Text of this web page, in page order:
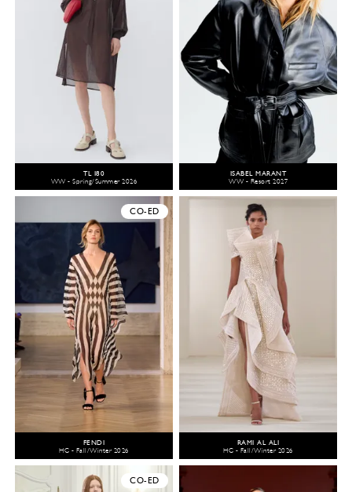
TL 180
WW - Spring/Summer 2026
ISABEL MARANT
WW - Resort 2027
CO-ED
FENDI
HC - Fall/Winter 2026
RAMI AL ALI
HC - Fall/Winter 2026
CO-ED